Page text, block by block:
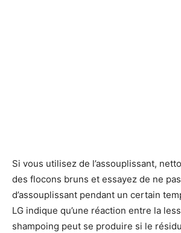
Si vous utilisez de l’assouplissant,
des flocons bruns et essayez de ne
d’assouplissant pendant un certain
LG indique qu’une réaction entre la
shampoing peut se produire si le